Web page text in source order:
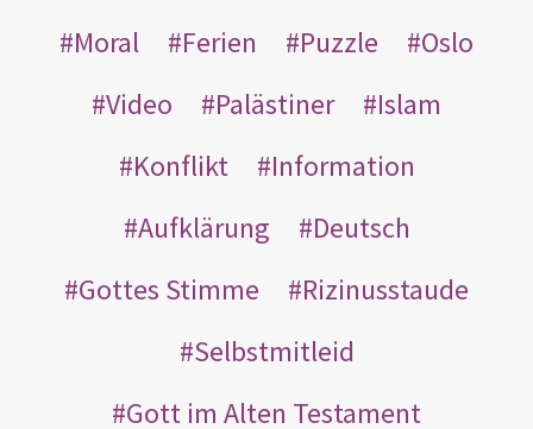
Moral
Ferien Puzzle
Oslo
Video
Palästiner
Islam
Konflikt
Information
Aufklärung
Deutsch
Gottes Stimme
Rizinusstaude
Selbstmitleid
Gott im Alten Testament